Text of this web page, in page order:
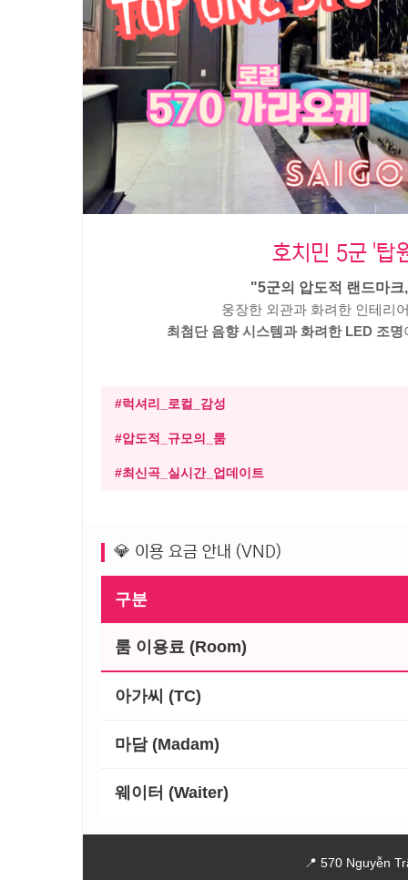
호치민 5군 '
"5군의 압도적 랜드마
웅장한 외관과 화려한 인테리
최첨단 음향 시스템과 화려한 LED 조명
#럭셔리_로컬_감성
#압도적_규모의_룸
#최신곡_실시간_업데이트
💎 이용 요금 안내 (VND)
구분
룸 이용료 (Room)
아가씨 (TC)
마담 (Madam)
웨이터 (Waiter)
📍 570 Nguyễn